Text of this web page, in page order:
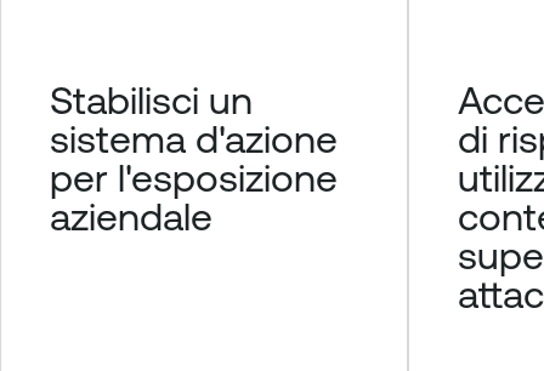
Stabilisci un
sistema d'azione
per l'esposizione
aziendale
di